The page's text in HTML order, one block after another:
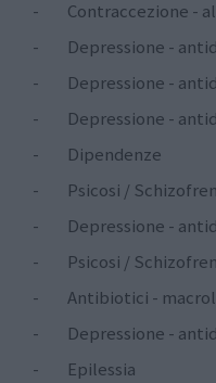
-
Contraccezione -
-
Depressione -
-
Depressione -
-
Depressione -
-
Dipendenze
-
Psicosi /
-
Depressione -
-
Psicosi /
-
Antibiotici -
-
Depressione -
-
Epilessia